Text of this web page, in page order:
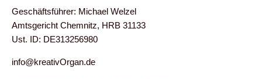
Geschäftsführer: Michael Welzel
Amtsgericht Chemnitz, HRB 31133
Ust. ID: DE313256980
info@kreativOrgan.de